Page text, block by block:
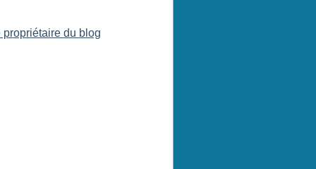
propriétaire du blog